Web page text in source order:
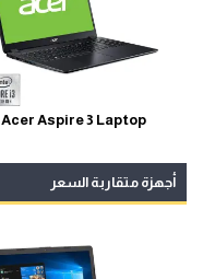
Acer Aspire 3 Laptop
أجهزة متقاربة السعر